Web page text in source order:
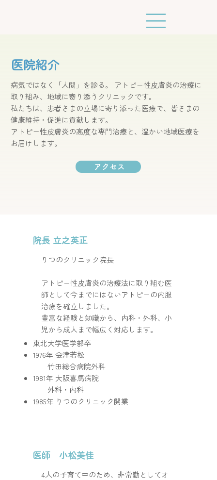
​医院紹介
病気ではなく「人間」を診る。 アトピー性皮膚炎の治療に
取り組み、地域に寄り添うクリニックです。
私たちは、患者さまの立場に寄り添った医療で、皆さまの
健康維持・促進に貢献します。
アトピー性皮膚炎の高度な専門治療と、温かい地域医療を
お届けします。
アクセス
院長 立之英正
りつのクリニック院長
アトピー性皮膚炎の治療法に取り組む医
師​として今までにはないアトピーの内服
治療を確立しました。
豊富な経験と知識から、内科・外科、小
児から成人まで幅広く対応します。
東北大学医学部卒
1976年 会津若松
竹田総合病院外科
1981年 大阪喜馬病院
外科・内科
1985年 りつのクリニック開業
医師 小松美佳
4人の子育て中のため、非常勤としてオ